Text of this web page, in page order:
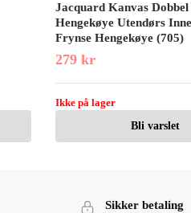
Jacquard Kanvas Dobbel
Hengekøye Utendørs
Frynse Hengekøye (705)
279kr
Ikke på lager
Bli varslet
Sikker betaling